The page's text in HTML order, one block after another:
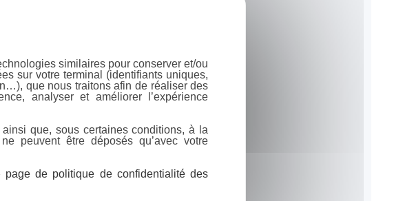
similaires pour conserver et/ou
sur votre terminal (identifiants uniques,
que nous traitons afin de réaliser des
analyser et améliorer l’expérience
que, sous certaines conditions, à la
peuvent être déposés qu’avec votre
de politique de confidentialité des